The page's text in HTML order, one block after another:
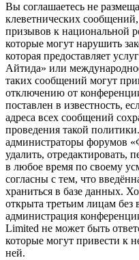
Вы соглашаетесь не
клеветнических
призывов к национальной
которые могут нарушить
которая предоставляет
Айтида» или
таких сообщений могут
отключению от
поставлен в известность,
адреса всех сообщений
проведения такой
администраторы форумов
удалить, отредактировать,
в любое время по своему
согласны с тем, что
храниться в базе данных.
открыта третьим лицам без
администрация
Limited не может быть
которые могут привести к
ней.